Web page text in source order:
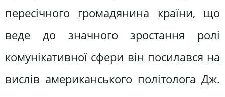
пересічного громадянина країни, що
веде до значного зростання ролі
комунікативної сфери він посилався на
вислів американського політолога Дж.